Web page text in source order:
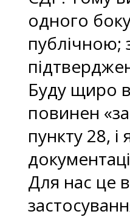
одного
публічною;
Буду щиро
повинен
пункту 28,
Для нас це